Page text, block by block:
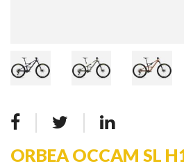
ORBEA OCCAM SL